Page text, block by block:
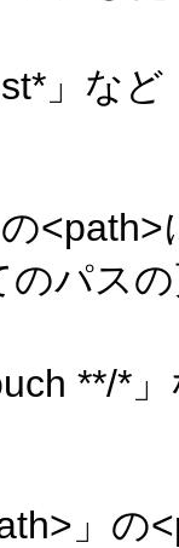
」など
の
パス
**/*
」